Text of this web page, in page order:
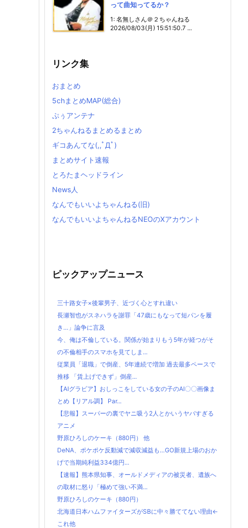
って曲知ってるか？
1: 名無しさん＠２ちゃんねる
2026/08/03(月) 15:51:50.7 ...
リンク集
おまとめ
5chまとめMAP(総合)
ぷぅアンテナ
2ちゃんねるまとめるまとめ
ギコあんてな(,,ﾟДﾟ)
まとめサイト速報
とろたまヘッドライン
News人
なんでもいいよちゃんねる(旧)
なんでもいいよちゃんねるNEOのXアカウント
ピックアップニュース
三十路女子×後輩男子、近づく心とすれ違い
長瀬智也がスネハラを謝罪「47歳にもなって短パンを履
き…」論争に言及
今、俺は不倫している。関係が始まりもう5年が経つがそ
の不倫相手のスマホを見てしま...
従業員「退職」で倒産、5年連続で増加 過去最多ペースで
推移 「賃上げできず」倒産...
【AIグラビア】おしっこをしている女の子のAI〇〇画像ま
とめ【リアル調】 Par...
【悲報】スーパーの裏でヤニ吸う2人とかいうヤバすぎる
アニメ
野原ひろしのケーキ（880円） 他
DeNA、ポケポケ反動減で減収減益も…GO新規上場のおか
げで当期純利益334億円...
【速報】熊本県知事、オールドメディアの被災者、遺族へ
の取材に怒り「極めて強い不満...
野原ひろしのケーキ（880円）
北海道日本ハムファイターズがSBに中々勝ててない理由←
これ他